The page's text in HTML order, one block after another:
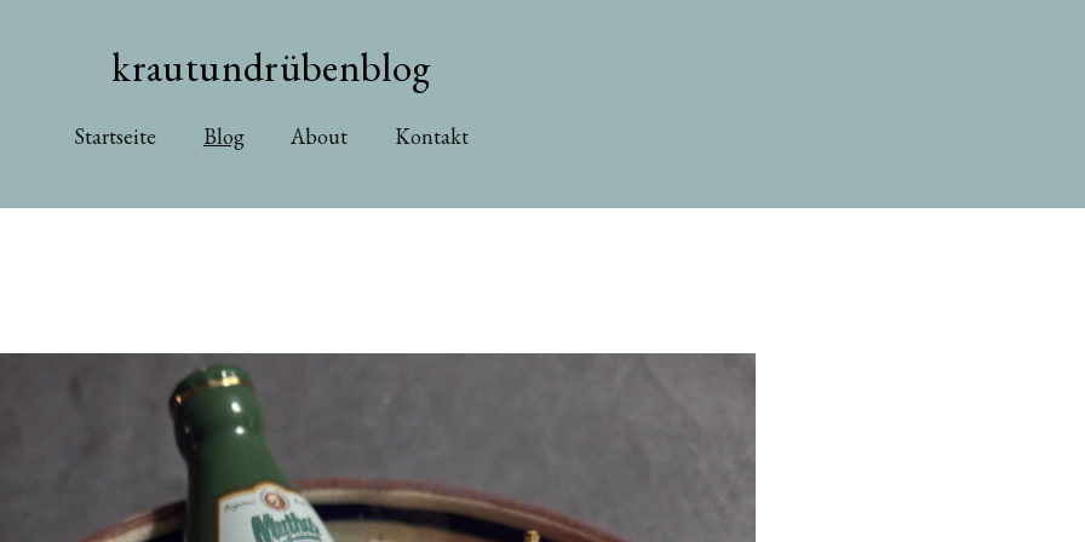
krautundrübenblog
Startseite Blog About Kontakt